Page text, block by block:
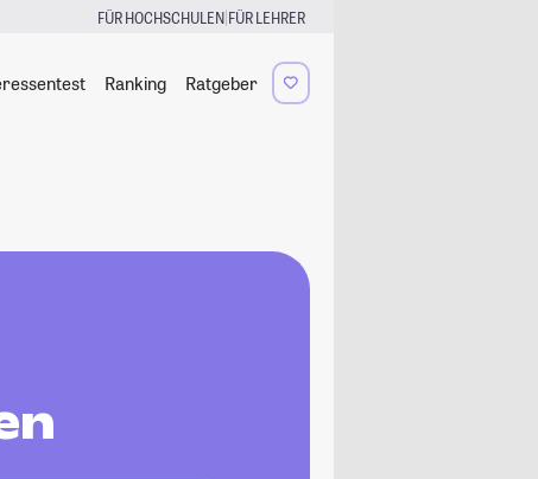
FÜR HOCHSCHULEN|FÜR LEHRER
Ranking Ratgeber